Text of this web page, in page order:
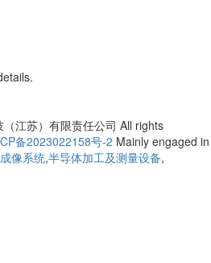
江苏）有限责任公司 All rights
备2023022158号-2 Mainly engaged in
像系统,半导体加工及测量设备,